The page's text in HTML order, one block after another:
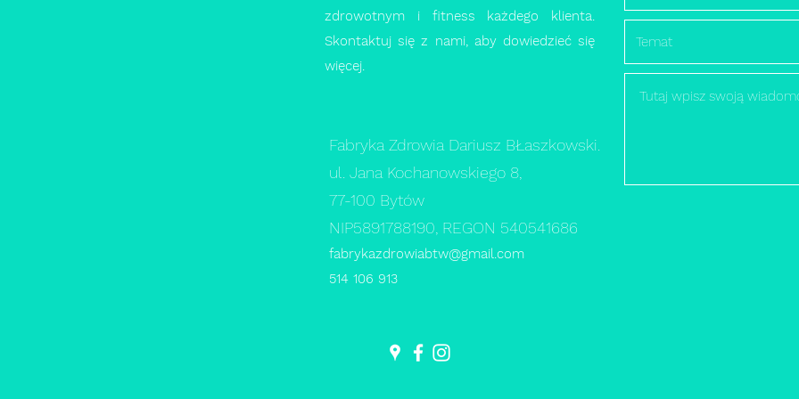
zdrowotnym i fitness każdego klienta.
Skontaktuj się z nami, aby dowiedzieć się
więcej.
Fabryka Zdrowia Dariusz BŁaszkowski.
ul. Jana Kochanowskiego 8,
77-100 Bytów
NIP5891788190, REGON 540541686
fabrykazdrowiabtw@gmail.com
514 106 913